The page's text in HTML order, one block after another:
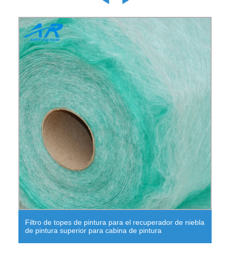
Filtro de topes de pintura para el recuperador de niebla
de pintura superior para cabina de pintura